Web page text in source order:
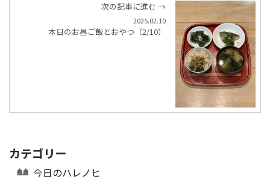
次の記事に進む →
2025.02.10
本日のお昼ご飯とおやつ（2/10）
カテゴリー
今日のハレノヒ